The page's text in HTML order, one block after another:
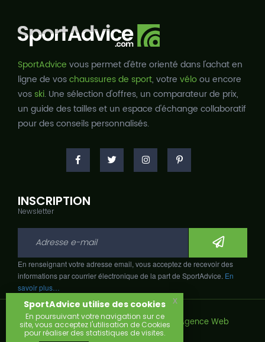
SportAdvice vous permet d'être orienté dans l'achat en
ligne de voschaussures de sport, votre véloou encore
vosski. Une sélection d'offres, un comparateur de prix,
un guide des tailles et un espace d'échange collaboratif
pour des conseils personnalisés.
INSCRIPTION
Newsletter
En renseignant votre adresse email, vous acceptez de recevoir des
informations par courrier électronique de la part de SportAdvice. En
savoir plus…
Copyright © 2026, Développé avec par
Agence Web
Narobaz.
SportAdvice utilise des cookies
En poursuivant votre navigation sur ce
site, vous acceptez l'utilisation de Cookies
pour réaliser des statistiques de visites.
x